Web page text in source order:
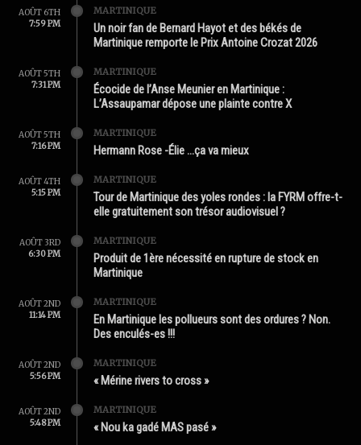
AOÛT 6TH
7:59 PM
MARTINIQUE
Un noir fan de Bernard Hayot et des békés de
Martinique remporte le Prix Antoine Crozat 2026
AOÛT 5TH
7:31 PM
MARTINIQUE
Écocide de l’Anse Meunier en Martinique :
L’Assaupamar dépose une plainte contre X
AOÛT 5TH
7:16 PM
MARTINIQUE
Hermann Rose -Élie …ça va mieux
AOÛT 4TH
5:15 PM
MARTINIQUE
Tour de Martinique des yoles rondes : la FYRM offre-t-
elle gratuitement son trésor audiovisuel ?
AOÛT 3RD
6:30 PM
MARTINIQUE
Produit de 1ère nécessité en rupture de stock en
Martinique
AOÛT 2ND
11:14 PM
MARTINIQUE
En Martinique les pollueurs sont des ordures ? Non.
Des enculés-es !!!
AOÛT 2ND
5:56 PM
MARTINIQUE
« Mérine rivers to cross »
AOÛT 2ND
5:48 PM
MARTINIQUE
« Nou ka gadé MAS pasé »